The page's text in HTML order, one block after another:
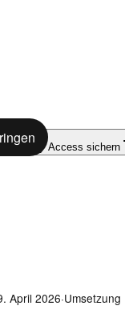
Hub startet am
Early Access sichern
April 2026·Umsetzung